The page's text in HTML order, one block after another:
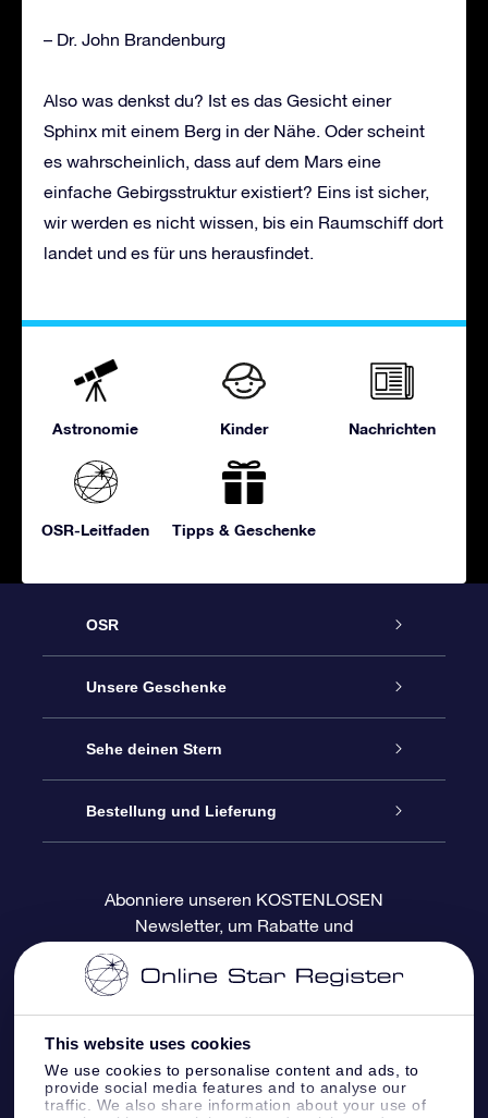
This website uses cookies
We use cookies to personalise content and ads, to
provide social media features and to analyse our
traffic. We also share information about your use of
– Dr. John Brandenburg
Also was denkst du? Ist es das Gesicht einer
Sphinx mit einem Berg in der Nähe. Oder scheint
es wahrscheinlich, dass auf dem Mars eine
einfache Gebirgsstruktur existiert? Eins ist sicher,
wir werden es nicht wissen, bis ein Raumschiff dort
landet und es für uns herausfindet.
Astronomie Kinder Nachrichten
OSR-Leitfaden Tipps & Geschenke
OSR
Service
Kontakt
Blog
Bewertungen
Unsere Geschenke
Sterne schenken
OSR-Geschenkpaket
OSR-Geschenkgutschein
Firmengeschenke
Sehe deinen Stern
Sternregister
Personalisierte Sternseite
One Million Stars
OSR-Starsaver
Bestellung und Lieferung
Zahlungsinformationen
Versandinformationen
Rückgaberecht
Abonniere unseren KOSTENLOSEN
Newsletter, um Rabatte und